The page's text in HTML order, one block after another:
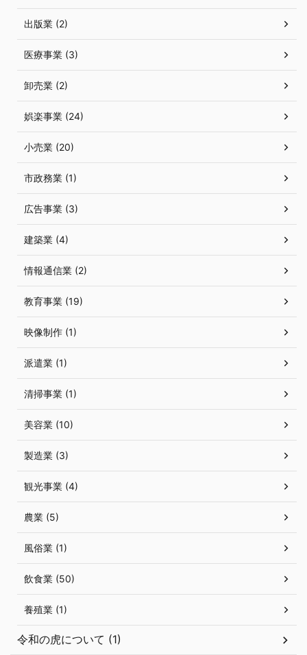
出版業 (2)
医療事業 (3)
卸売業 (2)
娯楽事業 (24)
小売業 (20)
市政務業 (1)
広告事業 (3)
建築業 (4)
情報通信業 (2)
教育事業 (19)
映像制作 (1)
派遣業 (1)
清掃事業 (1)
美容業 (10)
製造業 (3)
観光事業 (4)
農業 (5)
風俗業 (1)
飲食業 (50)
養殖業 (1)
令和の虎について (1)